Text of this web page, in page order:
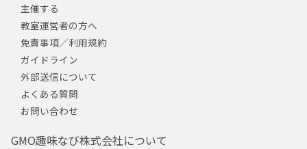
主催する
教室運営者の方へ
免責事項／利用規約
ガイドライン
外部送信について
よくある質問
お問い合わせ
GMO趣味なび株式会社について